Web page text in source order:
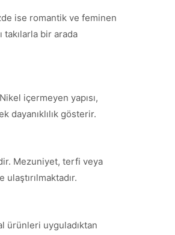
ise romantik ve feminen
takılarla bir arada
içermeyen yapısı,
dayanıklılık gösterir.
Mezuniyet, terfi veya
ürünleri uyguladıktan